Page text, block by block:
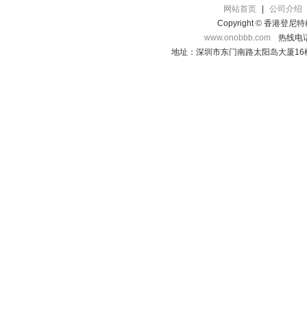
网站首页
公司介绍
Copyright © 香港登尼特
www.onobbb.com
热线电
地址：深圳市东门南路太阳岛大厦